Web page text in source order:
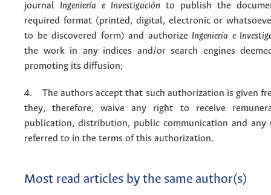
journal Ingeniería e Investigación to publish the
required format (printed, digital, electronic or
to be discovered form) and authorize Ingeniería e
the work in any indices and/or search engines
promoting its diffusion;
4. The authors accept that such authorization is given
they, therefore, waive any right to receive
publication, distribution, public communication and any
referred to in the terms of this authorization.
Most read articles by the same author(s)